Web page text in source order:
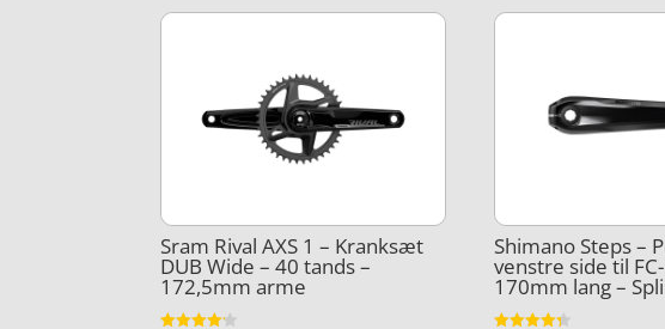
Sram Rival AXS 1 – Kranksæt
DUB Wide – 40 tands –
172,5mm arme
Shimano Steps –
venstre side til
170mm lang –